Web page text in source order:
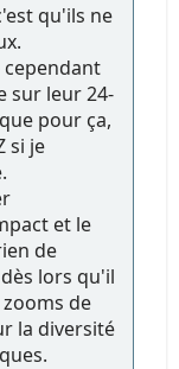
qu'ils ne
cependant
sur leur 24-
pour ça,
si je
et le
de
lors qu'il
de
la diversité